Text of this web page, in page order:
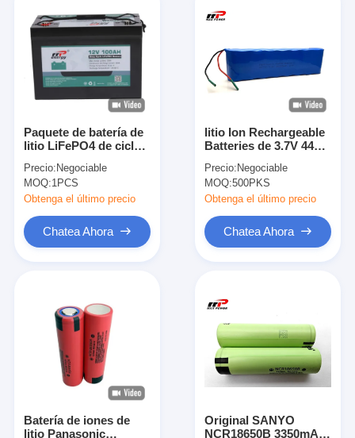
Paquete de batería de
litio LiFePO4 de ciclo
100Ah con larga vida
útil para aplicaciones
de RV y vehículos
eléctricos
Precio: Negociable
MOQ:1PCS
Obtenga el último precio
Chatea Ahora
litio Ion Rechargeable
Batteries de 3.7V 44Ah
calle
Precio: Negociable
MOQ:500PKS
Obtenga el último precio
Chatea Ahora
Batería de iones de
litio Panasonic
Original SANYO
NCR18650B 3350mAh